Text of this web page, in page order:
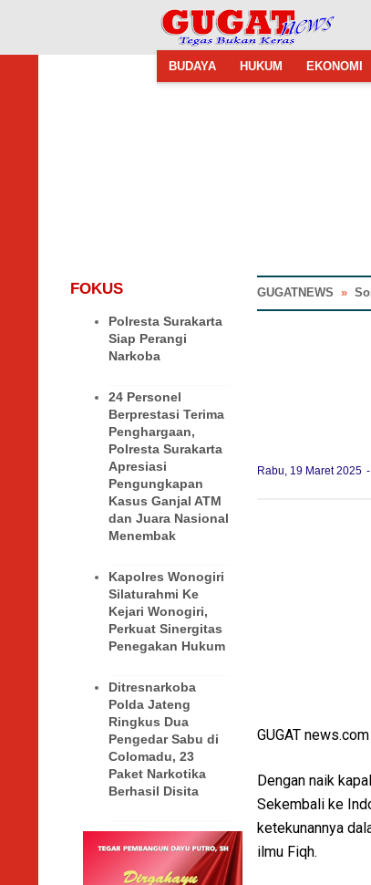
BUDAYA HUKUM EKONOMI
FOKUS
Polresta Surakarta
Siap Perangi
Narkoba
24 Personel
Berprestasi Terima
Penghargaan,
Polresta Surakarta
Apresiasi
Pengungkapan
Kasus Ganjal ATM
dan Juara Nasional
Menembak
Kapolres Wonogiri
Silaturahmi Ke
Kejari Wonogiri,
Perkuat Sinergitas
Penegakan Hukum
Ditresnarkoba
Polda Jateng
Ringkus Dua
Pengedar Sabu di
Colomadu, 23
Paket Narkotika
Berhasil Disita
GUGATNEWS »
Rabu, 19 Maret 2025
GUGAT
Dengan naik
Sekembali ke
ketekunannya
ilmu Fiqh.